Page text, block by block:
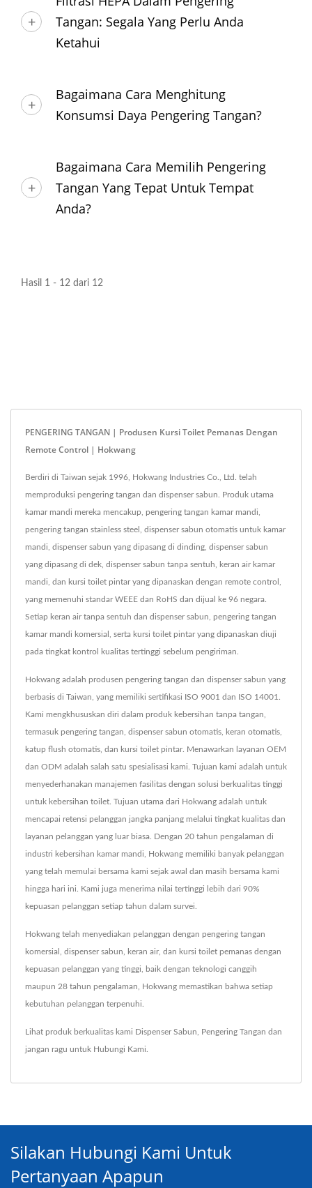
Tangan: Segala Yang Perlu Anda
Ketahui
Bagaimana Cara Menghitung
Konsumsi Daya Pengering Tangan?
Bagaimana Cara Memilih Pengering
Tangan Yang Tepat Untuk Tempat
Anda?
Hasil 1 - 12 dari 12
PENGERING TANGAN | Produsen Kursi Toilet Pemanas Dengan
Remote Control | Hokwang
Berdiri di Taiwan sejak 1996, Hokwang Industries Co., Ltd. telah
memproduksi pengering tangan dan dispenser sabun. Produk utama
kamar mandi mereka mencakup, pengering tangan kamar mandi,
pengering tangan stainless steel, dispenser sabun otomatis untuk kamar
mandi, dispenser sabun yang dipasang di dinding, dispenser sabun
yang dipasang di dek, dispenser sabun tanpa sentuh, keran air kamar
mandi, dan kursi toilet pintar yang dipanaskan dengan remote control,
yang memenuhi standar WEEE dan RoHS dan dijual ke 96 negara.
Setiap keran air tanpa sentuh dan dispenser sabun, pengering tangan
kamar mandi komersial, serta kursi toilet pintar yang dipanaskan diuji
pada tingkat kontrol kualitas tertinggi sebelum pengiriman.
Hokwang adalah produsen pengering tangan dan dispenser sabun yang
berbasis di Taiwan, yang memiliki sertifikasi ISO 9001 dan ISO 14001.
Kami mengkhususkan diri dalam produk kebersihan tanpa tangan,
termasuk pengering tangan, dispenser sabun otomatis, keran otomatis,
katup flush otomatis, dan kursi toilet pintar. Menawarkan layanan OEM
dan ODM adalah salah satu spesialisasi kami. Tujuan kami adalah untuk
menyederhanakan manajemen fasilitas dengan solusi berkualitas tinggi
untuk kebersihan toilet. Tujuan utama dari Hokwang adalah untuk
mencapai retensi pelanggan jangka panjang melalui tingkat kualitas dan
layanan pelanggan yang luar biasa. Dengan 20 tahun pengalaman di
industri kebersihan kamar mandi, Hokwang memiliki banyak pelanggan
yang telah memulai bersama kami sejak awal dan masih bersama kami
hingga hari ini. Kami juga menerima nilai tertinggi lebih dari 90%
kepuasan pelanggan setiap tahun dalam survei.
Hokwang telah menyediakan pelanggan dengan pengering tangan
komersial, dispenser sabun, keran air, dan kursi toilet pemanas dengan
kepuasan pelanggan yang tinggi, baik dengan teknologi canggih
maupun 28 tahun pengalaman, Hokwang memastikan bahwa setiap
kebutuhan pelanggan terpenuhi.
Lihat produk berkualitas kami Dispenser Sabun Pengering Tangan dan
jangan ragu untuk Hubungi Kami
Silakan Hubungi Kami Untuk
Pertanyaan Apapun